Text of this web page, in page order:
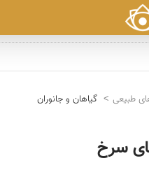
طبیعی گیاهان و جانوران
سرخ